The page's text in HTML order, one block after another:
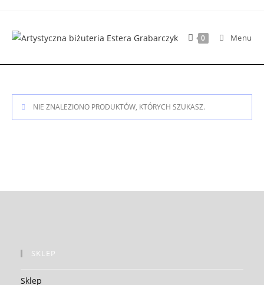
content
0 Menu
NIE ZNALEZIONO PRODUKTÓW, KTÓRYCH SZUKASZ.
SKLEP
Sklep